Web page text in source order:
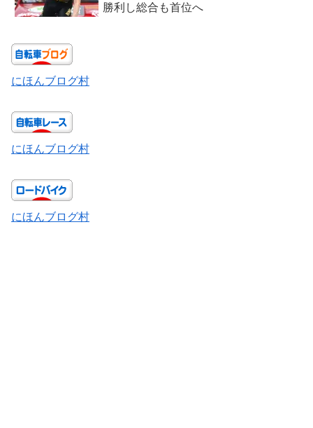
勝利し総合も首位へ
にほんブログ村
にほんブログ村
にほんブログ村